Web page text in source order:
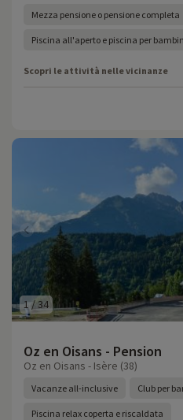
Mezza pensione o pensione completa
Piscina all'aperto e piscina per
Scopri le attività nelle vicinanze
1/34
Oz en Oisans - Pension
Oz en Oisans - Isère (38)
Vacanze all-inclusive Club per
Piscina relax coperta e riscaldata